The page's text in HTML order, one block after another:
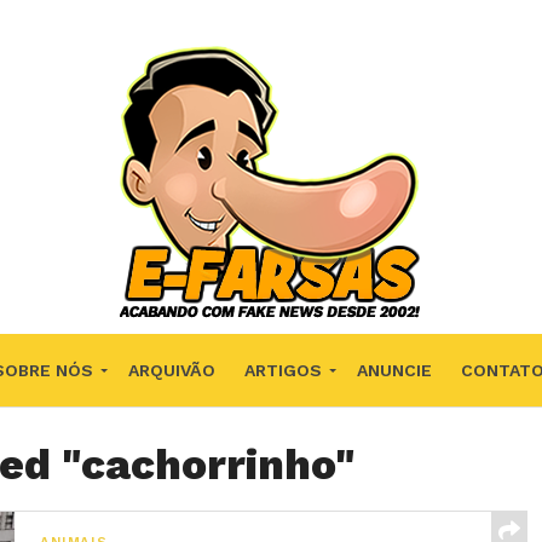
NÓS ARQUIVÃO ARTIGOS ANUNCIE CONTATO
"cachorrinho"